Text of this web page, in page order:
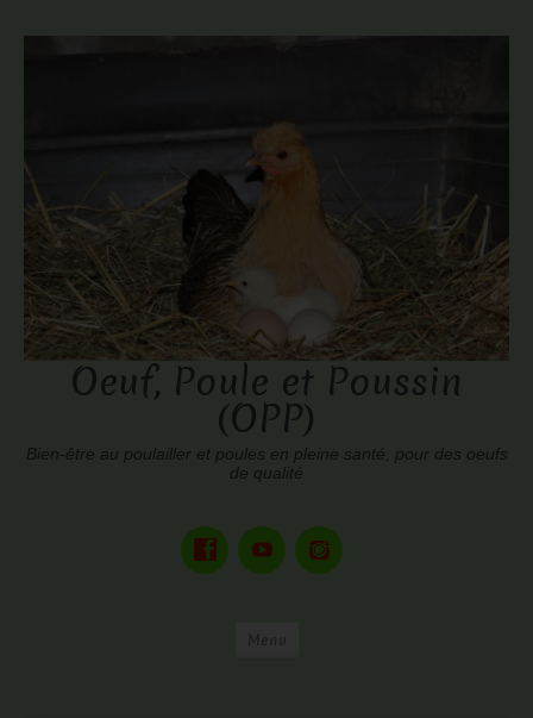
Oeuf, Poule et Poussin
(OPP)
Bien-être au poulailler et poules en pleine santé, pour des oeufs
de qualité